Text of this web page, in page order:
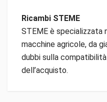
Ricambi STEME
STEME è specializzata
macchine agricole, da
dubbi sulla
dell’acquisto.